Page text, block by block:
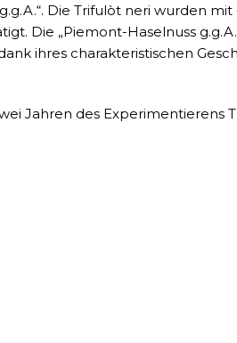
Die Trifulòt neri wurden
Die „Piemont-Haselnuss
ihres charakteristischen
Jahren des Experimentierens